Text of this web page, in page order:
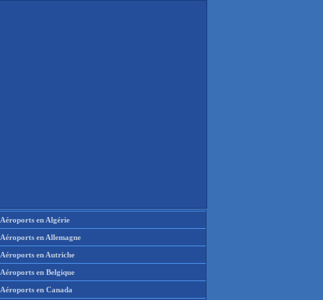
Aéroports en Algérie
Aéroports en Allemagne
Aéroports en Autriche
Aéroports en Belgique
Aéroports en Canada